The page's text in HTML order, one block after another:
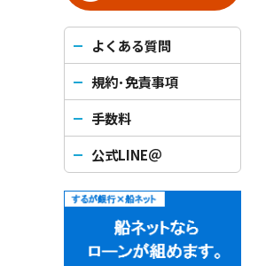
よくある質問
規約･免責事項
手数料
公式LINE＠